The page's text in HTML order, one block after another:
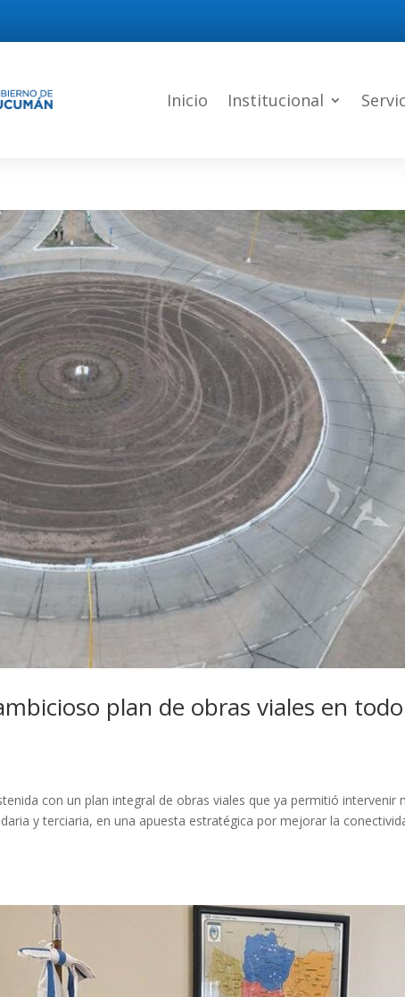
Inicio Institucional
plan de obras viales en
con un plan integral de obras viales que ya permitió intervenir
y terciaria, en una apuesta estratégica por mejorar la